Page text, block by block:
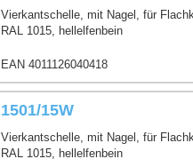
Vierkantschelle, mit Nagel, für
RAL 1015, hellelfenbein
EAN 4011126040418
1501/15W
Vierkantschelle, mit Nagel, für
RAL 1015, hellelfenbein